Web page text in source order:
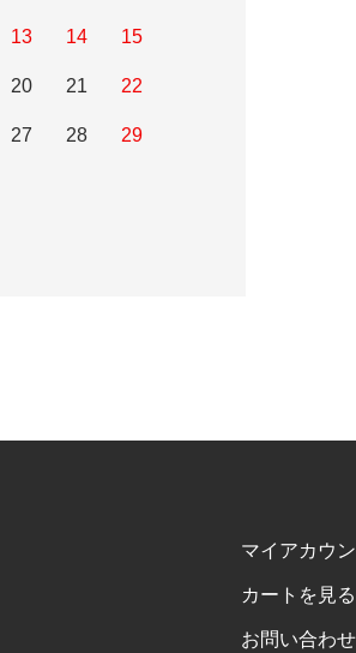
13 14 15
20 21 22
27 28 29
マイアカウ
カートを見る
お問い合わせ